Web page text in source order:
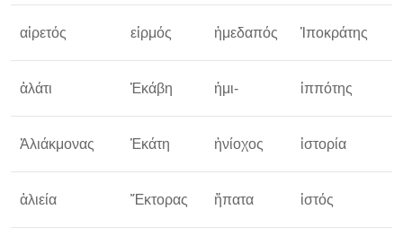
αἱρετός εἱρμός ἡμεδαπός Ἱποκράτης
ἁλάτι Ἑκάβη ἡμι- ἱππότης
Ἁλιάκμονας Ἑκάτη ἡνίοχος ἱστορία
ἁλιεία Ἕκτορας ἥπατα ἱστός